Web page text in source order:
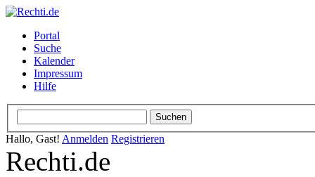
Portal
Suche
Kalender
Impressum
Hilfe
Hallo, Gast! Anmelden Registrieren
Rechti.de